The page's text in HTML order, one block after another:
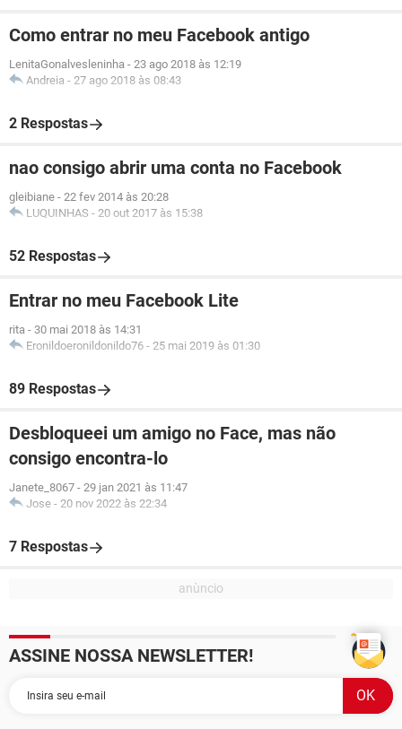
Como entrar no meu Facebook antigo
LenitaGonalvesleninha - 23 ago 2018 às 12:19
Andreia - 27 ago 2018 às 08:43
2 Respostas
nao consigo abrir uma conta no Facebook
gleibiane - 22 fev 2014 às 20:28
LUQUINHAS - 20 out 2017 às 15:38
52 Respostas
Entrar no meu Facebook Lite
rita - 30 mai 2018 às 14:31
Eronildoeronildonildo76 - 25 mai 2019 às 01:30
89 Respostas
Desbloqueei um amigo no Face, mas não
consigo encontra-lo
Janete_8067 - 29 jan 2021 às 11:47
Jose - 20 nov 2022 às 22:34
7 Respostas
ASSINE NOSSA NEWSLETTER!